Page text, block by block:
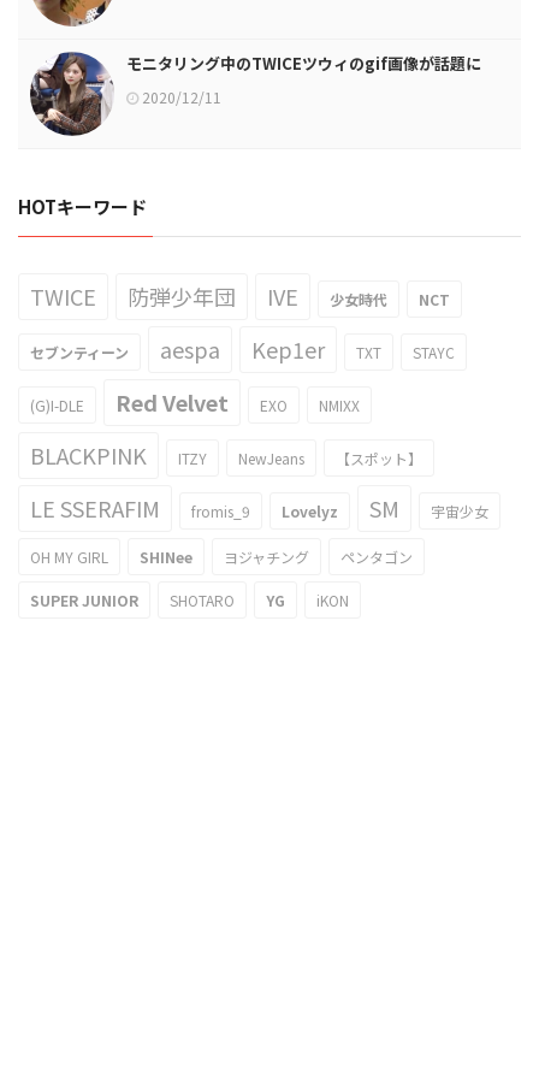
モニタリング中のTWICEツウィのgif画像が話題に
2020/12/11
HOTキーワード
TWICE 防弾少年団 IVE 少女時代 NCT
セブンティーン aespa Kep1er TXT STAYC
(G)I-DLE Red Velvet EXO NMIXX
BLACKPINK ITZY NewJeans 【スポット】
LE SSERAFIM fromis_9 Lovelyz SM 宇宙少女
OH MY GIRL SHINee ヨジャチング ペンタゴン
SUPER JUNIOR SHOTARO YG iKON